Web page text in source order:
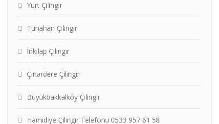
Yurt Çilingir
Tunahan Çilingir
İnkılap Çilingir
Çınardere Çilingir
Büyükbakkalköy Çilingir
Hamidiye Çilingir Telefonu 0533 957 61 58